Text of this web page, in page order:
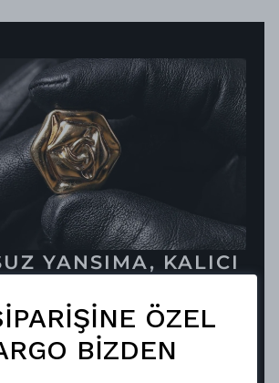
YANSIMA, KALICI
teknolojisiyle hayat bulan
ayna efektli pürüzsüz
mükemmel şekilde yansıtır.
ÖZEL
BİZDEN